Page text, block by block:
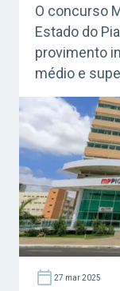
O concurso
Estado do
provimento
médio e
27 mar 2025